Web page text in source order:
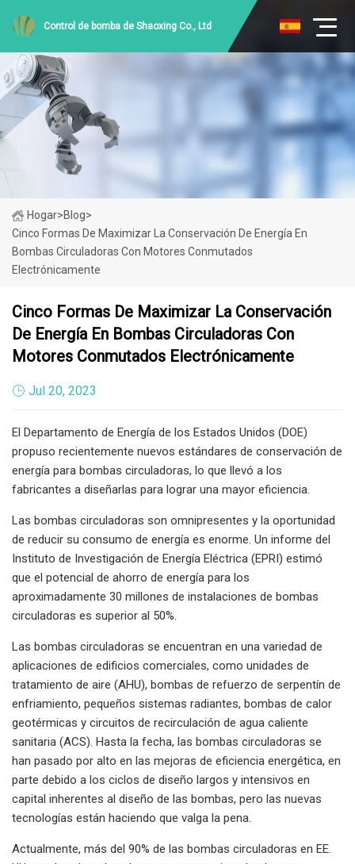
Control de bomba de Shaoxing Co., Ltd
Hogar>Blog>
Cinco Formas De Maximizar La Conservación De Energía En
Bombas Circuladoras Con Motores Conmutados
Electrónicamente
Cinco Formas De Maximizar La Conservación
De Energía En Bombas Circuladoras Con
Motores Conmutados Electrónicamente
Jul 20, 2023
El Departamento de Energía de los Estados Unidos (DOE)
propuso recientemente nuevos estándares de conservación de
energía para bombas circuladoras, lo que llevó a los
fabricantes a diseñarlas para lograr una mayor eficiencia.
Las bombas circuladoras son omnipresentes y la oportunidad
de reducir su consumo de energía es enorme. Un informe del
Instituto de Investigación de Energía Eléctrica (EPRI) estimó
que el potencial de ahorro de energía para los
aproximadamente 30 millones de instalaciones de bombas
circuladoras es superior al 50%.
Las bombas circuladoras se encuentran en una variedad de
aplicaciones de edificios comerciales, como unidades de
tratamiento de aire (AHU), bombas de refuerzo de serpentín de
enfriamiento, pequeños sistemas radiantes, bombas de calor
geotérmicas y circuitos de recirculación de agua caliente
sanitaria (ACS). Hasta la fecha, las bombas circuladoras se
han pasado por alto en las mejoras de eficiencia energética, en
parte debido a los ciclos de diseño largos y intensivos en
capital inherentes al diseño de las bombas, pero las nuevas
tecnologías están haciendo que valga la pena.
Actualmente, más del 90% de las bombas circuladoras en EE.